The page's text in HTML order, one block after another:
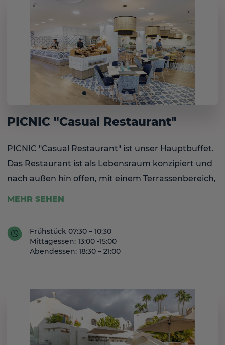
PICNIC "Casual Restaurant"
PICNIC "Casual Restaurant" ist unser Hauptbuffet.
Das Restaurant ist als Lebensraum konzipiert und
nach außen hin offen, mit einem Terrassenbereich,
Die in Inseln aufgeteilten Buffets bieten ein
hausgemachtem Brotbuffet und einem warmen
Bereich mit "vor Ort"-Küche, die keinen Gast
gleichgültig lässt: Grillspeisen, Pizzen, eine große
Auswahl an warmen Spezialitäten im Stil der
MEHR SEHEN
Frühstück 07:30 – 10:30
Mittagessen: 13:00 -15:00
Abendessen: 18:30 – 21:00